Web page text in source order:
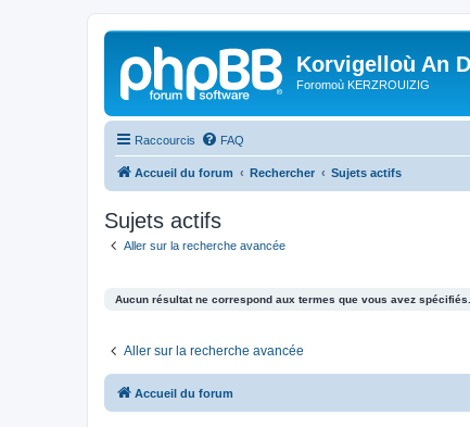
Korvigelloù An
Foromoù KERZROUIZIG
Raccourcis FAQ
Accueil du forum Rechercher Sujets actifs
Sujets actifs
Aller sur la recherche avancée
Aucun résultat ne correspond aux termes que vous avez spécifiés.
Aller sur la recherche avancée
Accueil du forum